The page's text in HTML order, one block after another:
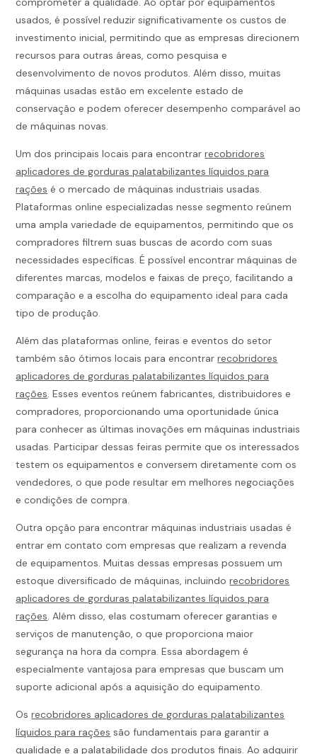
usados, é possível reduzir significativamente os custos de
investimento inicial, permitindo que as empresas direcionem
recursos para outras áreas, como pesquisa e
desenvolvimento de novos produtos. Além disso, muitas
máquinas usadas estão em excelente estado de
conservação e podem oferecer desempenho comparável ao
de máquinas novas.
Um dos principais locais para encontrarrecobridores
aplicadores de gorduras palatabilizantes líquidos para
rações é o mercado de máquinas industriais usadas.
Plataformas online especializadas nesse segmento reúnem
uma ampla variedade de equipamentos, permitindo que os
compradores filtrem suas buscas de acordo com suas
necessidades específicas. É possível encontrar máquinas de
diferentes marcas, modelos e faixas de preço, facilitando a
comparação e a escolha do equipamento ideal para cada
tipo de produção.
Além das plataformas online, feiras e eventos do setor
também são ótimos locais para encontrarrecobridores
aplicadores de gorduras palatabilizantes líquidos para
rações. Esses eventos reúnem fabricantes, distribuidores e
compradores, proporcionando uma oportunidade única
para conhecer as últimas inovações em máquinas industriais
usadas. Participar dessas feiras permite que os interessados
testem os equipamentos e conversem diretamente com os
vendedores, o que pode resultar em melhores negociações
e condições de compra.
Outra opção para encontrar máquinas industriais usadas é
entrar em contato com empresas que realizam a revenda
de equipamentos. Muitas dessas empresas possuem um
estoque diversificado de máquinas, incluindorecobridores
aplicadores de gorduras palatabilizantes líquidos para
rações. Além disso, elas costumam oferecer garantias e
serviços de manutenção, o que proporciona maior
segurança na hora da compra. Essa abordagem é
especialmente vantajosa para empresas que buscam um
suporte adicional após a aquisição do equipamento.
Osrecobridores aplicadores de gorduras palatabilizantes
líquidos para rações são fundamentais para garantir a
qualidade e a palatabilidade dos produtos finais. Ao adquirir